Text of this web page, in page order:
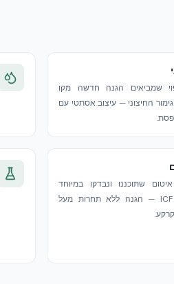
שמביאים הגנה חדשה מקו
החיצוני — עיצוב אסתטי עם
איטום שתוכננו ונבדקו במיוחד
לשימוש עם ICF — הגנה ללא תחרות מעל